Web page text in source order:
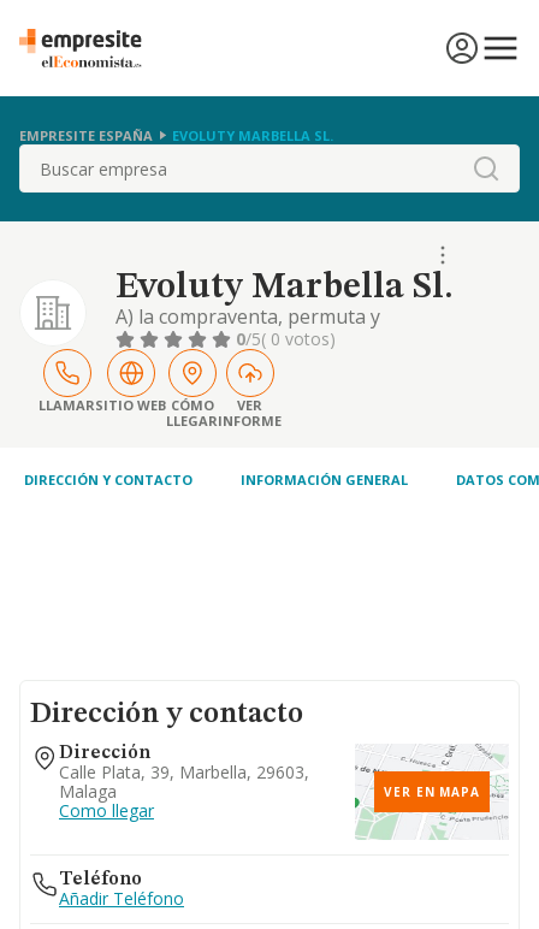
EMPRESITE ESPAÑA EVOLUTY MARBELLA SL.
Buscar
Evoluty Marbella Sl.
A) la compraventa, permuta y
arrendamiento y en general adquisición por
cualquier título, de bienes inmuebles de
cualquier naturaleza, su parcelación,
construcción y la realización de edificaciones
de cualquier tipo con acogimiento o no a la
incluida la
0/5( 0 votos)
LLAMARSITIO WEB CÓMO
LLEGAR
VER
INFORME
DIRECCIÓN Y CONTACTO INFORMACIÓN GENERAL DATOS
Dirección y contacto
Dirección
Calle Plata, 39, Marbella, 29603,
Malaga
Como llegar
VER EN MAPA
Teléfono
Añadir Teléfono